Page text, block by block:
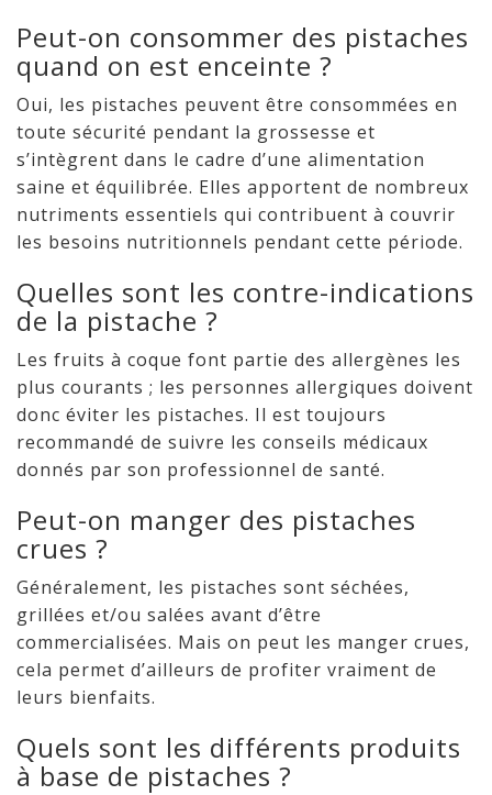
Peut-on consommer des pistaches
quand on est enceinte ?
Oui, les pistaches peuvent être consommées en
toute sécurité pendant la grossesse et
s’intègrent dans le cadre d’une alimentation
saine et équilibrée. Elles apportent de nombreux
nutriments essentiels qui contribuent à couvrir
les besoins nutritionnels pendant cette période.
Quelles sont les contre-indications
de la pistache ?
Les fruits à coque font partie des allergènes les
plus courants ; les personnes allergiques doivent
donc éviter les pistaches. Il est toujours
recommandé de suivre les conseils médicaux
donnés par son professionnel de santé.
Peut-on manger des pistaches
crues ?
Généralement, les pistaches sont séchées,
grillées et/ou salées avant d’être
commercialisées. Mais on peut les manger crues,
cela permet d’ailleurs de profiter vraiment de
leurs bienfaits.
Quels sont les différents produits
à base de pistaches ?